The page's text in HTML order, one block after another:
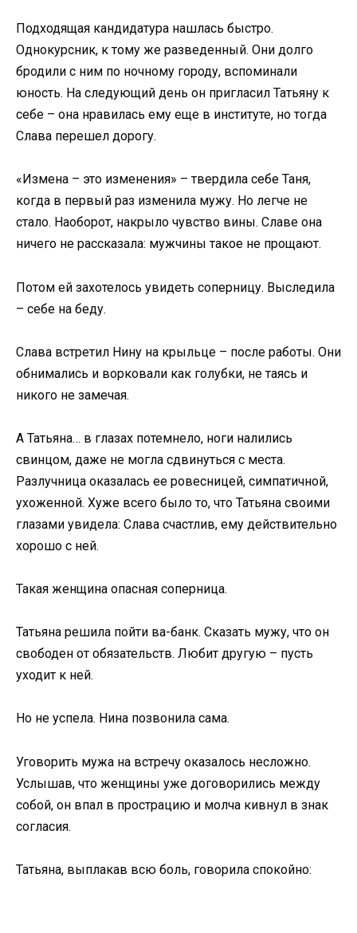
Подходящая кандидатура нашлась быстро.
Однокурсник, к тому же разведенный. Они долго
бродили с ним по ночному городу, вспоминали
юность. На следующий день он пригласил Татьяну к
себе – она нравилась ему еще в институте, но тогда
Слава перешел дорогу.
«Измена – это изменения» – твердила себе Таня,
когда в первый раз изменила мужу. Но легче не
стало. Наоборот, накрыло чувство вины. Славе она
ничего не рассказала: мужчины такое не прощают.
Потом ей захотелось увидеть соперницу. Выследила
– себе на беду.
Слава встретил Нину на крыльце – после работы. Они
обнимались и ворковали как голубки, не таясь и
никого не замечая.
А Татьяна… в глазах потемнело, ноги налились
свинцом, даже не могла сдвинуться с места.
Разлучница оказалась ее ровесницей, симпатичной,
ухоженной. Хуже всего было то, что Татьяна своими
глазами увидела: Слава счастлив, ему действительно
хорошо с ней.
Такая женщина опасная соперница.
Татьяна решила пойти ва-банк. Сказать мужу, что он
свободен от обязательств. Любит другую – пусть
уходит к ней.
Но не успела. Нина позвонила сама.
Уговорить мужа на встречу оказалось несложно.
Услышав, что женщины уже договорились между
собой, он впал в прострацию и молча кивнул в знак
согласия.
Татьяна, выплакав всю боль, говорила спокойно: